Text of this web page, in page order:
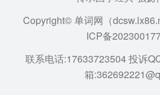
Copyright© 单词网（
ICP备
联系电话:17633723504 投诉
箱